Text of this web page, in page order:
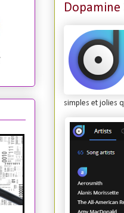
Dopamine
simples et jolies